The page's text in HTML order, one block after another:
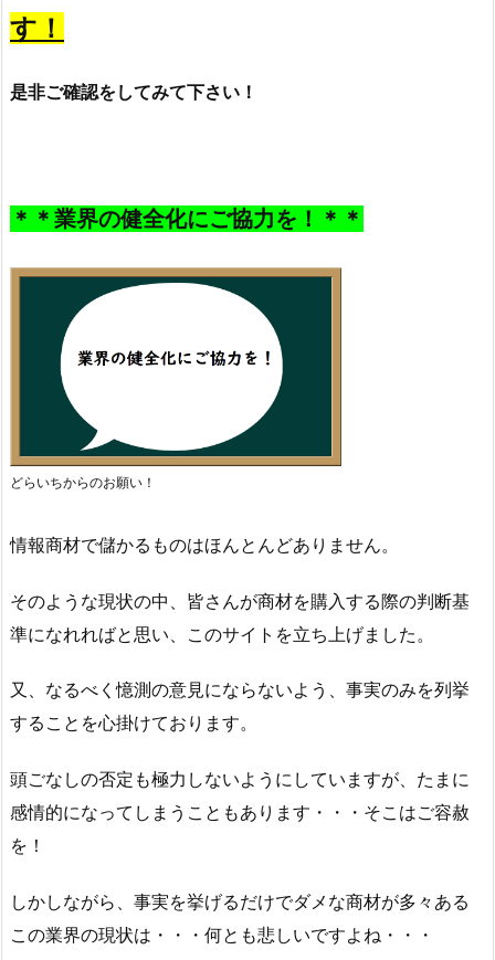
す！
是非ご確認をしてみて下さい！
＊＊業界の健全化にご協力を！＊＊
どらいちからのお願い！
情報商材で儲かるものはほんとんどありません。
そのような現状の中、皆さんが商材を購入する際の判断基
準になれればと思い、このサイトを立ち上げました。
又、なるべく憶測の意見にならないよう、事実のみを列挙
することを心掛けております。
頭ごなしの否定も極力しないようにしていますが、たまに
感情的になってしまうこともあります・・・そこはご容赦
を！
しかしながら、事実を挙げるだけでダメな商材が多々ある
この業界の現状は・・・何とも悲しいですよね・・・